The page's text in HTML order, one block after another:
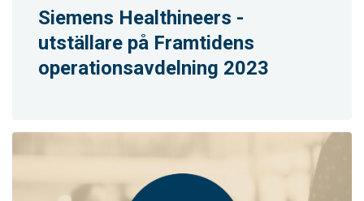
Siemens Healthineers -
utställare på Framtidens
operationsavdelning 2023